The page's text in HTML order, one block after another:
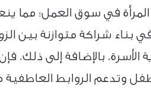
في سوق العمل؛ مما
شراكة متوازنة بين
بالإضافة إلى ذلك،
الروابط العاطفية